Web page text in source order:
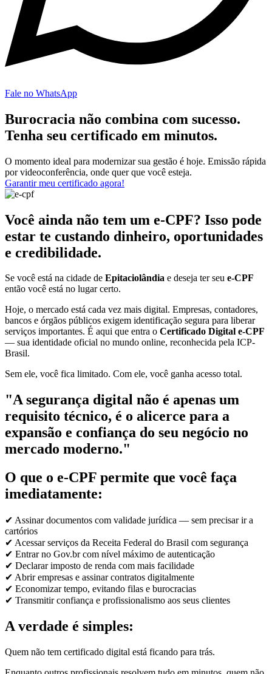
Fale no WhatsApp
Burocracia não combina com sucesso.
Tenha seu certificado em minutos.
O momento ideal para modernizar sua gestão é hoje. Emissão rápida
por videoconferência, onde quer que você esteja.
Garantir meu certificado agora!
Você ainda não tem um e-CPF? Isso pode
estar te custando dinheiro, oportunidades
e credibilidade.
Se você está na cidade de Epitaciolândia e deseja ter seu e-CPF
então você está no lugar certo.
Hoje, o mercado está cada vez mais digital. Empresas, contadores,
bancos e órgãos públicos exigem identificação segura para liberar
serviços importantes. É aqui que entra o Certificado Digital e-CPF
— sua identidade oficial no mundo online, reconhecida pela ICP-
Brasil.
Sem ele, você fica limitado. Com ele, você ganha acesso total.
"A segurança digital não é apenas um
requisito técnico, é o alicerce para a
expansão e confiança do seu negócio no
mercado moderno."
O que o e-CPF permite que você faça
imediatamente:
✔ Assinar documentos com validade jurídica — sem precisar ir a
cartórios
✔ Acessar serviços da Receita Federal do Brasil com segurança
✔ Entrar no Gov.br com nível máximo de autenticação
✔ Declarar imposto de renda com mais facilidade
✔ Abrir empresas e assinar contratos digitalmente
✔ Economizar tempo, evitando filas e burocracias
✔ Transmitir confiança e profissionalismo aos seus clientes
A verdade é simples:
Quem não tem certificado digital está ficando para trás.